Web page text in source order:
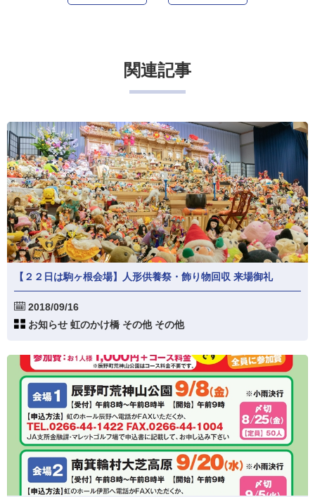
関連記事
【２２日は駒ヶ根会場】人形供養祭・飾り物回収 来場御礼
2018/09/16
お知らせ 虹のかけ橋 その他 その他